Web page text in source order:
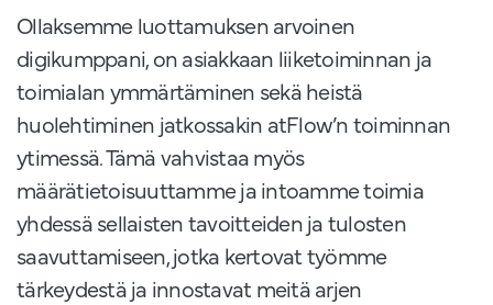
Ollaksemme luottamuksen arvoinen
digikumppani, on asiakkaan liiketoiminnan ja
toimialan ymmärtäminen sekä heistä
huolehtiminen jatkossakin atFlow’n toiminnan
ytimessä. Tämä vahvistaa myös
määrätietoisuuttamme ja intoamme toimia
yhdessä sellaisten tavoitteiden ja tulosten
saavuttamiseen, jotka kertovat työmme
tärkeydestä ja innostavat meitä arjen